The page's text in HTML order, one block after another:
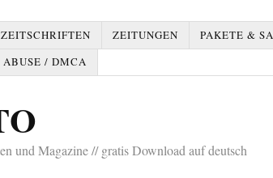
ZEITUNGEN PAKETE &
ABUSE / DMCA
und Magazine // gratis Download auf deutsch